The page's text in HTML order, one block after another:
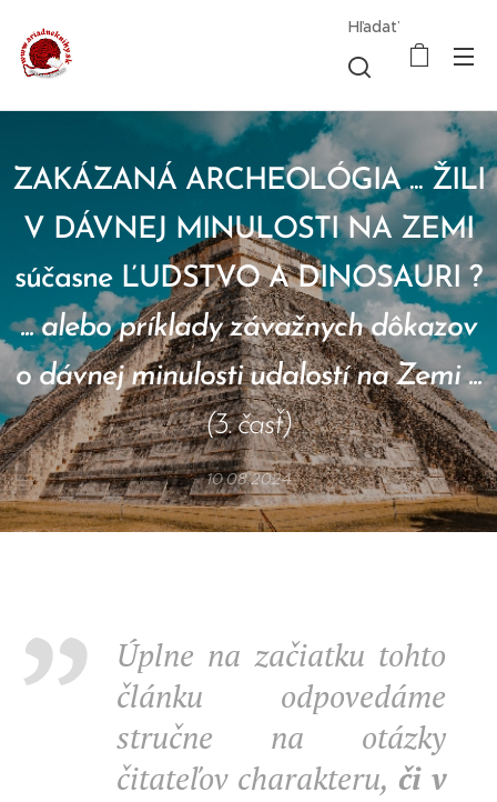
Hľadať
ZAKÁZANÁ ARCHEOLÓGIA ... ŽILI
V DÁVNEJ MINULOSTI NA ZEMI
súčasne ĽUDSTVO A DINOSAURI ?
... alebo príklady závažnych dôkazov
o dávnej minulosti udalostí na Zemi ...
(3. časť)
10.08.2024
Úplne na začiatku tohto
článku odpovedáme
stručne na otázky
čitateľov charakteru, či v